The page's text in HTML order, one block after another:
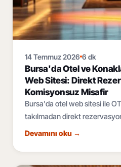
14 Temmuz 2026 6 dk
Bursa'da Otel ve
Web Sitesi: Direkt
Komisyonsuz Misafir
Bursa'da otel web sitesi ile
takılmadan direkt
termalinden Uludağ'a, çok dilli
Devamını oku →